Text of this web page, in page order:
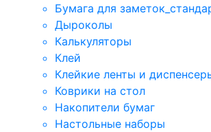
Бумага для
Дыроколы
Калькуляторы
Клей
Клейкие ленты и
Коврики на стол
Накопители бумаг
Настольные наборы